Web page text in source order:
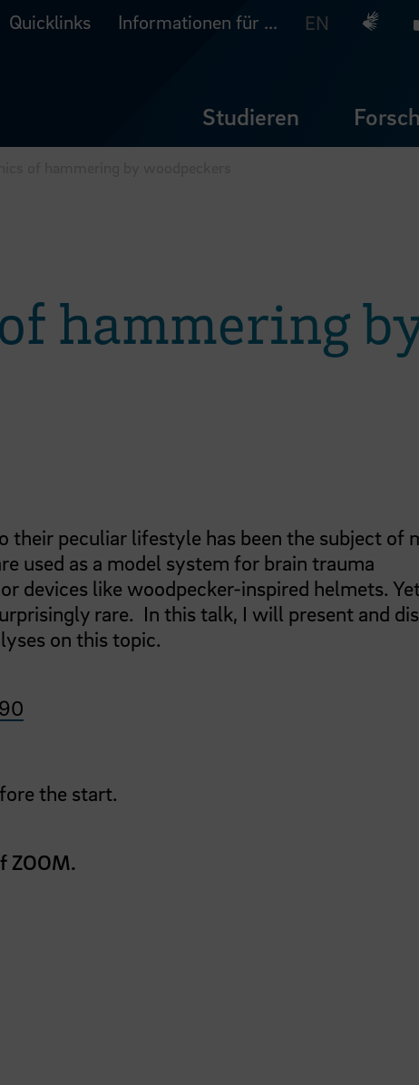
Quicklinks Informationen für ... EN
Studieren
hammering
their peculiar lifestyle has been the subject of
used as a model system for brain trauma
devices like woodpecker-inspired helmets.
rare. In this talk, I will present and
on this topic.
the start.
ZOOM.